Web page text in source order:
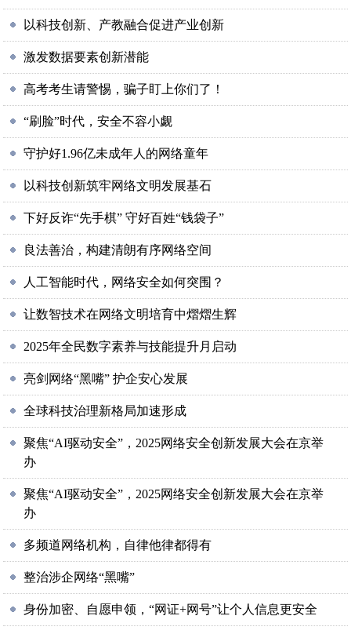
以科技创新、产教融合促进产业创新
激发数据要素创新潜能
高考考生请警惕，骗子盯上你们了！
“刷脸”时代，安全不容小觑
守护好1.96亿未成年人的网络童年
以科技创新筑牢网络文明发展基石
下好反诈“先手棋” 守好百姓“钱袋子”
良法善治，构建清朗有序网络空间
人工智能时代，网络安全如何突围？
让数智技术在网络文明培育中熠熠生辉
2025年全民数字素养与技能提升月启动
亮剑网络“黑嘴” 护企安心发展
全球科技治理新格局加速形成
聚焦“AI驱动安全”，2025网络安全创新发展大会在京举
办
聚焦“AI驱动安全”，2025网络安全创新发展大会在京举
办
多频道网络机构，自律他律都得有
整治涉企网络“黑嘴”
身份加密、自愿申领，“网证+网号”让个人信息更安全